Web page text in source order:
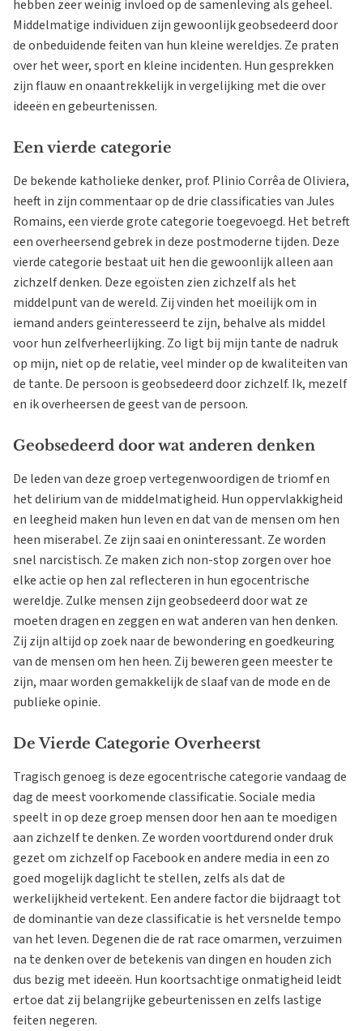
hebben zeer weinig invloed op de samenleving als geheel.
Middelmatige individuen zijn gewoonlijk geobsedeerd door
de onbeduidende feiten van hun kleine wereldjes. Ze praten
over het weer, sport en kleine incidenten. Hun gesprekken
zijn flauw en onaantrekkelijk in vergelijking met die over
ideeën en gebeurtenissen.
Een vierde categorie
De bekende katholieke denker, prof. Plinio Corrêa de Oliviera,
heeft in zijn commentaar op de drie classificaties van Jules
Romains, een vierde grote categorie toegevoegd. Het betreft
een overheersend gebrek in deze postmoderne tijden. Deze
vierde categorie bestaat uit hen die gewoonlijk alleen aan
zichzelf denken. Deze egoïsten zien zichzelf als het
middelpunt van de wereld. Zij vinden het moeilijk om in
iemand anders geïnteresseerd te zijn, behalve als middel
voor hun zelfverheerlijking. Zo ligt bij mijn tante de nadruk
op mijn, niet op de relatie, veel minder op de kwaliteiten van
de tante. De persoon is geobsedeerd door zichzelf. Ik, mezelf
en ik overheersen de geest van de persoon.
Geobsedeerd door wat anderen denken
De leden van deze groep vertegenwoordigen de triomf en
het delirium van de middelmatigheid. Hun oppervlakkigheid
en leegheid maken hun leven en dat van de mensen om hen
heen miserabel. Ze zijn saai en oninteressant. Ze worden
snel narcistisch. Ze maken zich non-stop zorgen over hoe
elke actie op hen zal reflecteren in hun egocentrische
wereldje. Zulke mensen zijn geobsedeerd door wat ze
moeten dragen en zeggen en wat anderen van hen denken.
Zij zijn altijd op zoek naar de bewondering en goedkeuring
van de mensen om hen heen. Zij beweren geen meester te
zijn, maar worden gemakkelijk de slaaf van de mode en de
publieke opinie.
De Vierde Categorie Overheerst
Tragisch genoeg is deze egocentrische categorie vandaag de
dag de meest voorkomende classificatie. Sociale media
speelt in op deze groep mensen door hen aan te moedigen
aan zichzelf te denken. Ze worden voortdurend onder druk
gezet om zichzelf op Facebook en andere media in een zo
goed mogelijk daglicht te stellen, zelfs als dat de
werkelijkheid vertekent. Een andere factor die bijdraagt tot
de dominantie van deze classificatie is het versnelde tempo
van het leven. Degenen die de rat race omarmen, verzuimen
na te denken over de betekenis van dingen en houden zich
dus bezig met ideeën. Hun koortsachtige onmatigheid leidt
ertoe dat zij belangrijke gebeurtenissen en zelfs lastige
feiten negeren.